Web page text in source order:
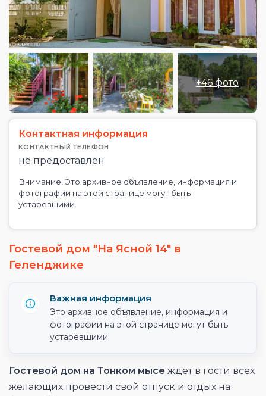
+46 фото
Контактная информация
КОНТАКТНЫЙ ТЕЛЕФОН
не предоставлен
Внимание! Это архивное объявление, информация и
фотографии на этой странице могут быть
устаревшими.
Гостевой дом "На Ясной 14" в
Геленджике
Важная информация
Это архивное объявление, информация и
фотографии на этой странице могут быть
устаревшими
Гостевой дом на Тонком мысе ждёт в гости всех
желающих провести свой отпуск и отдых на